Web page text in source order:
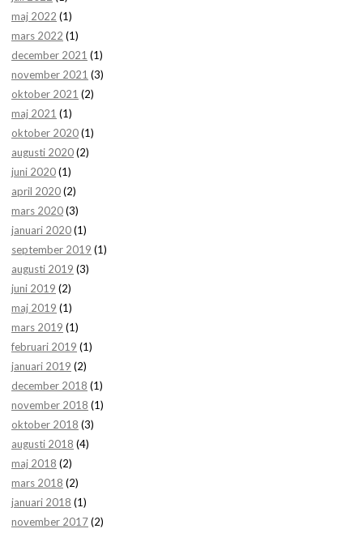
maj 2022 (1)
mars 2022 (1)
december 2021 (1)
november 2021 (3)
oktober 2021 (2)
maj 2021 (1)
oktober 2020(1)
augusti 2020(2)
juni 2020(1)
april 2020(2)
mars 2020(3)
januari 2020(1)
september 2019 (1)
augusti 2019 (3)
juni 2019 (2)
maj 2019 (1)
mars 2019 (1)
februari 2019 (1)
januari 2019 (2)
december 2018 (1)
november 2018 (1)
oktober 2018 (3)
augusti 2018 (4)
maj 2018 (2)
mars 2018 (2)
januari 2018 (1)
november 2017(2)